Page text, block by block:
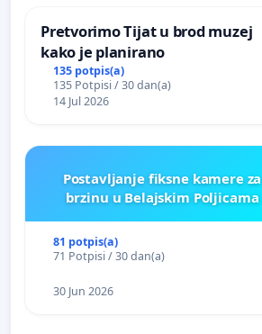
Pretvorimo Tijat u brod muzej
kako je planirano
135 potpis(a)
135 Potpisi / 30 dan(a)
14 Jul 2026
Postavljanje fiksne kamere za
brzinu u Belajskim Poljicama
81 potpis(a)
71 Potpisi / 30 dan(a)
30 Jun 2026